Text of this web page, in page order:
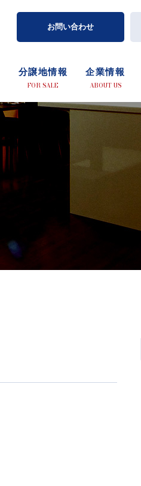
お問い合わせ
分譲地情報
FOR SALE
企業情報
ABOUT US